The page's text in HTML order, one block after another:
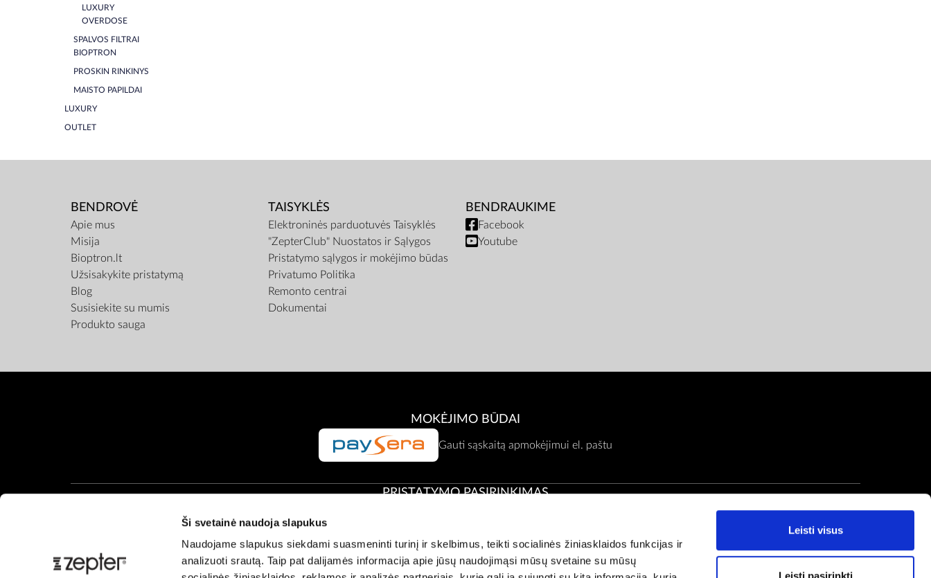
Ši svetainė naudoja slapukus
Naudojame slapukus siekdami suasmeninti turinį ir skelbimus, teikti socialinės žiniasklaidos funkcijas ir
analizuoti srautą. Taip pat dalijamės informacija apie jūsų naudojimąsi mūsų svetaine su mūsų
Leisti visus
Leisti pasirinkti
LUXURY
OVERDOSE
SPALVOS FILTRAI
BIOPTRON
PROSKIN RINKINYS
MAISTO PAPILDAI
LUXURY
OUTLET
BENDROVĖ
Apie mus
Misija
Bioptron.lt
Užsisakykite pristatymą
Blog
Susisiekite su mumis
Produkto sauga
TAISYKLĖS
Elektroninės parduotuvės Taisyklės
"ZepterClub" Nuostatos ir Sąlygos
Pristatymo sąlygos ir mokėjimo būdas
Privatumo Politika
Remonto centrai
Dokumentai
BENDRAUKIME
Facebook
Youtube
MOKĖJIMO BŪDAI
Gauti sąskaitą apmokėjimui el. paštu
PRISTATYMO PASIRINKIMAS